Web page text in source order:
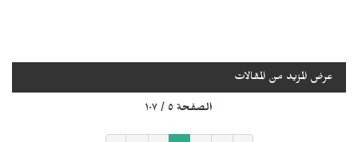
عرض المزيد من المقالات
الصفحة ٥ / ١٠٧